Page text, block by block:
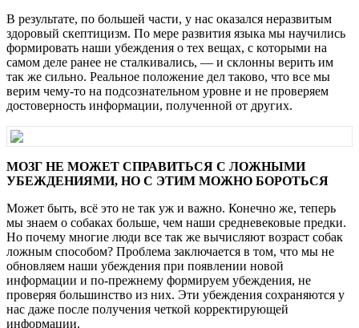
В результате, по большей части, у нас оказался неразвитым
здоровый скептицизм. По мере развития языка мы научились
формировать наши убеждения о тех вещах, с которыми на
самом деле ранее не сталкивались, — и склонны верить им
так же сильно. Реальное положение дел таково, что все мы
верим чему-то на подсознательном уровне и не проверяем
достоверность информации, полученной от других.
МОЗГ НЕ МОЖЕТ СПРАВИТЬСЯ С ЛОЖНЫМИ
УБЕЖДЕНИЯМИ, НО С ЭТИМ МОЖНО БОРОТЬСЯ
Может быть, всё это не так уж и важно. Конечно же, теперь
мы знаем о собаках больше, чем наши средневековые предки.
Но почему многие люди все так же вычисляют возраст собак
ложным способом? Проблема заключается в том, что мы не
обновляем наши убеждения при появлении новой
информации и по-прежнему формируем убеждения, не
проверяя большинство из них. Эти убеждения сохраняются у
нас даже после получения четкой корректирующей
информации.